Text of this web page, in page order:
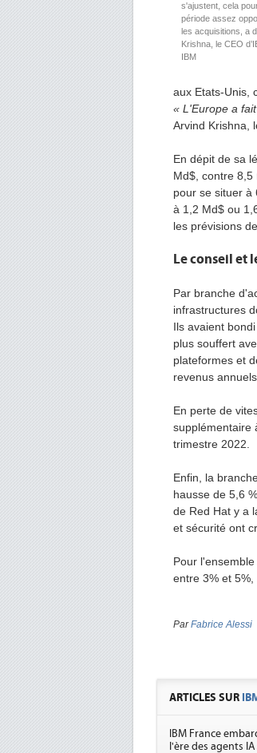
s'ajustent, cela
période assez
les acquisitions, a
Krishna, le CEO
IBM
aux Etats-Unis,
« L'Europe a
Arvind Krishna,
En dépit de sa
Md$, contre
pour se situer à
à 1,2 Md$ ou
les prévisions
Le conseil et
Par branche
infrastructures
Ils avaient
plus souffert
plateformes et
revenus
En perte de
supplémentaire
trimestre 2022.
Enfin, la
hausse de 5,6
de Red Hat y a
et sécurité ont
Pour
entre 3% et
ParFabrice Alessi
ARTICLES SUR
IBM France
l'ère des agents